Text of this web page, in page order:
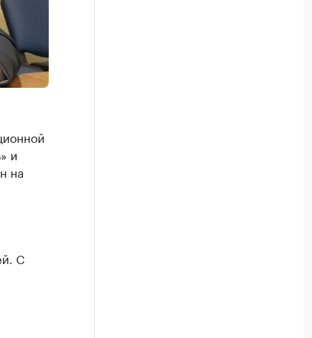
и
на
С